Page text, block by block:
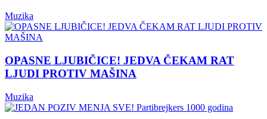
Muzika
OPASNE LJUBIČICE! JEDVA ČEKAM RAT
LJUDI PROTIV MAŠINA
Muzika